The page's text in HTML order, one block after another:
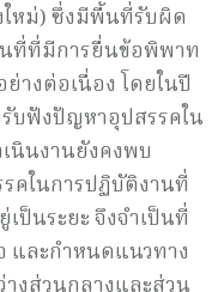
ใหม่) ซึ่งมีพื้นที่รับผิด
ที่ที่มีการยื่นข้อพิพาท
างต่อเนื่อง โดยในปี
บฟังปัญหาอุปสรรคใน
นินงานยังคงพบ
คในการปฏิบัติงานที่
ป็นระยะ จึงจำเป็นที่
และกำหนดแนวทาง